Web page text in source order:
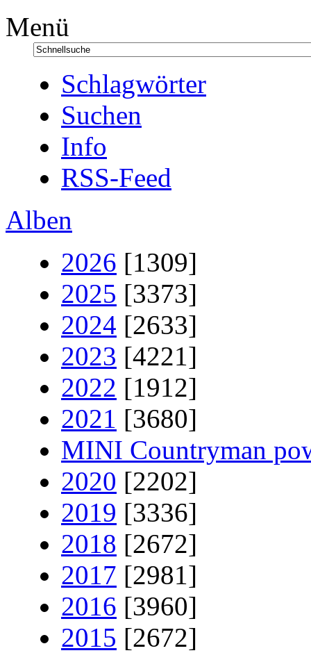
Menü
Schlagwörter
Suchen
Info
RSS-Feed
Alben
2026 [1309]
2025 [3373]
2024 [2633]
2023 [4221]
2022 [1912]
2021 [3680]
MINI Countryman
2020 [2202]
2019 [3336]
2018 [2672]
2017 [2981]
2016 [3960]
2015 [2672]